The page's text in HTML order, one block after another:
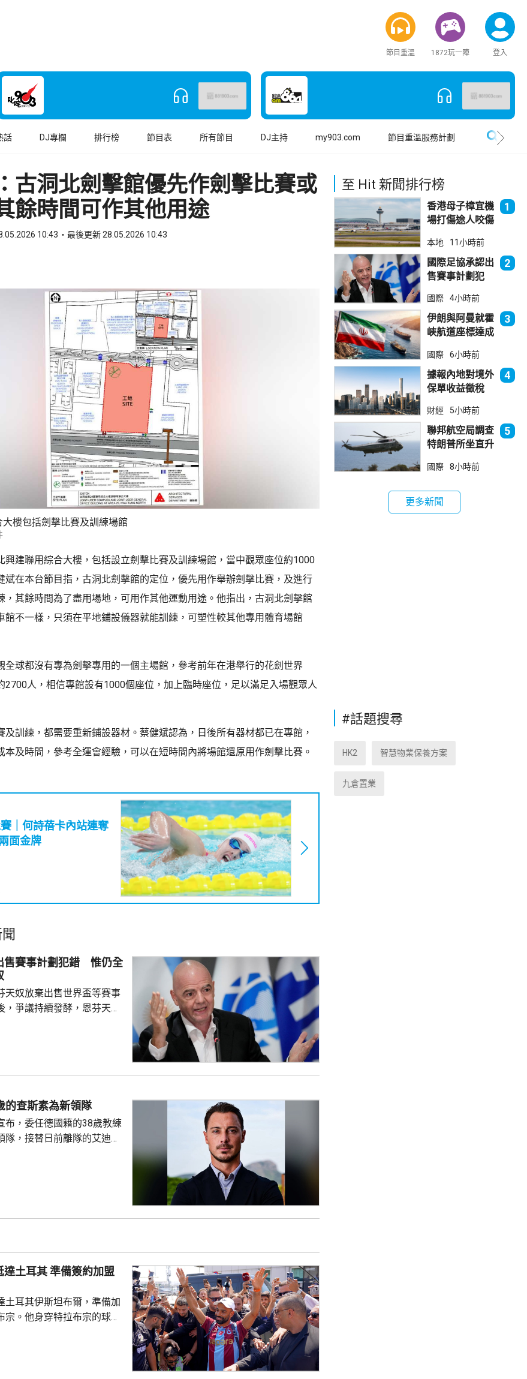
節目重溫 1872玩一陣 登入
話 DJ專欄 排行榜 節目表 所有節目 DJ主持 my903.com 節目重溫服務計劃
古洞北劍擊館優先作劍擊比賽或
時間可作其他用途
10:43 最後更新 28.05.2026 10:43
樓包括劍擊比賽及訓練場館
興建聯用綜合大樓，包括設立劍擊比賽及訓練場館，當中觀眾座位約1000
斌在本台節目指，古洞北劍擊館的定位，優先用作舉辦劍擊比賽，及進行
，其餘時間為了盡用場地，可用作其他運動用途。他指出，古洞北劍擊館
館不一樣，只須在平地鋪設儀器就能訓練，可塑性較其他專用體育場館
全球都沒有專為劍擊專用的一個主場館，參考前年在港舉行的花劍世界
2700人，相信專館設有1000個座位，加上臨時座位，足以滿足入場觀眾人
及訓練，都需要重新鋪設器材。蔡健斌認為，日後所有器材都已在專館，
本及時間，參考全運會經驗，可以在短時間內將場館還原用作劍擊比賽。
｜何詩蓓卡內站連奪
面金牌
售賽事計劃犯錯 惟仍全
天奴放棄出售世界盃等賽事
，爭議持續發酵，恩芬天奴
奴發言時承認錯誤及道
全力支持恩芬天奴，但承認
是犯下錯誤，相關程序本
理，強調無意將國際足協
的查斯素為新領隊
布，委任德國籍的38歲教練
隊，接替日前離隊的艾迪賀
阿里。他將是英超歷來第
準備簽約加盟
土耳其伊斯坦布爾，準備加
宗。他身穿特拉布宗的球
至 Hit 新聞排行榜
香港母子樟宜機
場打傷途人咬傷
法院判囚
1
本地 11小時前
國際足協承認出
售賽事計劃犯
持恩芬天奴
2
國際 4小時前
伊朗與阿曼就霍
峽航道座標達成
部分途經伊朗領
海
3
國際 6小時前
據報內地對境外
保單收益徵稅
倫敦股價急跌
4
財經 5小時前
聯邦航空局調查
特朗普所坐直升
全事件
5
國際 8小時前
更多新聞
#話題搜尋
HK2 智慧物業保養方案
九倉置業